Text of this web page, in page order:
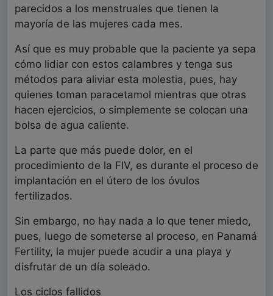
parecidos a los menstruales que tienen la
mayoría de las mujeres cada mes.
Así que es muy probable que la paciente ya sepa
cómo lidiar con estos calambres y tenga sus
métodos para aliviar esta molestia, pues, hay
quienes toman paracetamol mientras que otras
hacen ejercicios, o simplemente se colocan una
bolsa de agua caliente.
La parte que más puede dolor, en el
procedimiento de la FIV, es durante el proceso de
implantación en el útero de los óvulos
fertilizados.
Sin embargo, no hay nada a lo que tener miedo,
pues, luego de someterse al proceso, en Panamá
Fertility, la mujer puede acudir a una playa y
disfrutar de un día soleado.
Los ciclos fallidos